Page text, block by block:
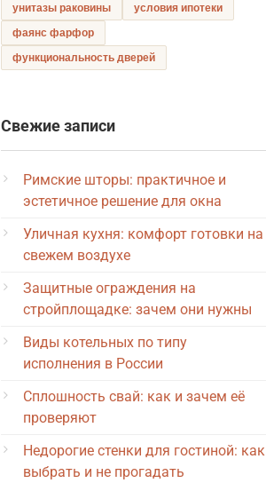
унитазы раковины
условия ипотеки
фаянс фарфор
функциональность дверей
Свежие записи
Римские шторы: практичное и
эстетичное решение для окна
Уличная кухня: комфорт готовки на
свежем воздухе
Защитные ограждения на
стройплощадке: зачем они нужны
Виды котельных по типу
исполнения в России
Сплошность свай: как и зачем её
проверяют
Недорогие стенки для гостиной: как
выбрать и не прогадать